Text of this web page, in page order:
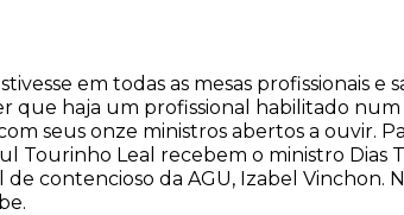
em todas as mesas profissionais e
que haja um profissional habilitado
seus onze ministros abertos a ouvir.
Tourinho Leal recebem o ministro Dias
contencioso da AGU, Izabel Vinchon.